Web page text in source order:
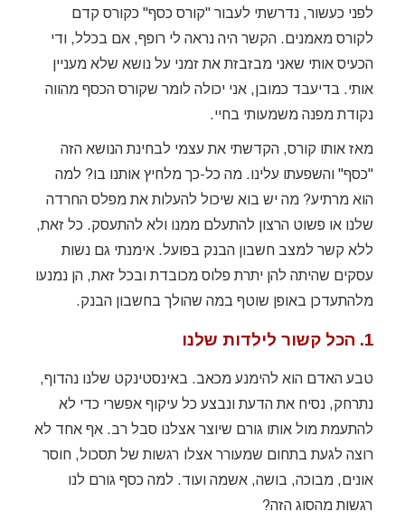
לפני כעשור, נדרשתי לעבור "קורס כסף" כקורס קדם
לקורס מאמנים. הקשר היה נראה לי רופף, אם בכלל, ודי
הכעיס אותי שאני מבזבזת את זמני על נושא שלא מעניין
אותי. בדיעבד כמובן, אני יכולה לומר שקורס הכסף מהווה
נקודת מפנה משמעותי בחיי.
מאז אותו קורס, הקדשתי את עצמי לבחינת הנושא הזה
"כסף" והשפעתו עלינו. מה כל-כך מלחיץ אותנו בו? למה
הוא מרתיע? מה יש בוא שיכול להעלות את מפלס החרדה
שלנו או פשוט הרצון להתעלם ממנו ולא להתעסק. כל זאת,
ללא קשר למצב חשבון הבנק בפועל. אימנתי גם נשות
עסקים שהיתה להן יתרת פלוס מכובדת ובכל זאת, הן נמנעו
מלהתעדכן באופן שוטף במה שהולך בחשבון הבנק.
1. הכל קשור לילדות שלנו
טבע האדם הוא להימנע מכאב. באינסטינקט שלנו נהדוף,
נתרחק, נסיח את הדעת ונבצע כל עיקוף אפשרי כדי לא
להתעמת מול אותו גורם שיוצר אצלנו סבל רב. אף אחד לא
רוצה לגעת בתחום שמעורר אצלו רגשות של תסכול, חוסר
אונים, מבוכה, בושה, אשמה ועוד. למה כסף גורם לנו
רגשות מהסוג הזה?